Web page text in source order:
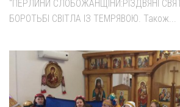
“ПЕРЛИНИ СЛОБОЖАНЩІНИ:РІЗДВЯНІ
БОРОТЬБІ СВІТЛА ІЗ ТЕМРЯВОЮ. Також...